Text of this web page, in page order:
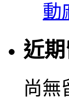
動
近
尚無